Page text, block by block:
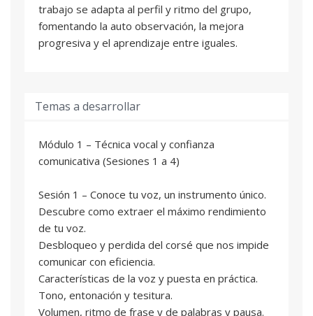
trabajo se adapta al perfil y ritmo del grupo,
fomentando la auto observación, la mejora
progresiva y el aprendizaje entre iguales.
Temas a desarrollar
Módulo 1 – Técnica vocal y confianza
comunicativa (Sesiones 1 a 4)
Sesión 1 – Conoce tu voz, un instrumento único.
Descubre como extraer el máximo rendimiento
de tu voz.
Desbloqueo y perdida del corsé que nos impide
comunicar con eficiencia.
Características de la voz y puesta en práctica.
Tono, entonación y tesitura.
Volumen, ritmo de frase y de palabras y pausa.